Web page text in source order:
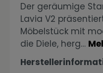
Der geräumige
Lavia V2
Möbelstück mit
die Diele, herg…